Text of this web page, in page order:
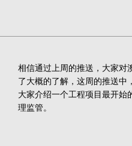
相信通过上周的推送，大家对
了大概的了解，这周的推送中
大家介绍一个工程项目最开始
理监管。